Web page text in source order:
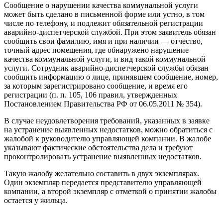
Сообщение о нарушении качества коммунальной услуги
может быть сделано в письменной форме или устно, в том
числе по телефону, и подлежит обязательной регистрации
аварийно-диспетчерской службой. При этом заявитель обязан
сообщить свои фамилию, имя и при наличии — отчество,
точный адрес помещения, где обнаружено нарушение
качества коммунальной услуги, и вид такой коммунальной
услуги. Сотрудник аварийно-диспетчерской службы обязан
сообщить информацию о лице, принявшем сообщение, номер,
за которым зарегистрировано сообщение, и время его
регистрации (п. п. 105, 106 правил, утвержденных
Постановлением Правительства РФ от 06.05.2011 № 354).
В случае неудовлетворения требований, указанных в заявке
на устранение выявленных недостатков, можно обратиться с
жалобой к руководителю управляющей компании. В жалобе
указывают фактические обстоятельства дела и требуют
проконтролировать устранение выявленных недостатков.
Такую жалобу желательно составить в двух экземплярах.
Один экземпляр передается представителю управляющей
компании, а второй экземпляр с отметкой о принятии жалобы
остается у жильца.